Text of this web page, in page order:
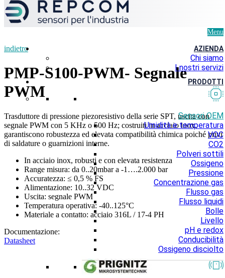
Menu
AZIENDA
Chi siamo
I nostri servizi
PRODOTTI
Sensori OEM
Umidità e temperatura
VOC
CO2
Polveri sottili
Ossigeno
Pressione
Concentrazione gas
Flusso gas
Flusso liquidi
Bolle
Livello
pH e redox
Conducibilità
Ossigeno disciolto
indietro
PMP-S100-PWM- Segnale
PWM
Trasduttore di pressione piezoresistivo della serie SPT, uscita con
segnale PWM con 5 KHz o 500 Hz; costruiti in acciaio inox,
garantiscono robustezza ed elevata compatibilità chimica poiché privi
di saldature o guarnizioni interne.
In acciaio inox, robusti e con elevata resistenza
Range misura: da 0..20mbar a -1….2.000 bar
Accuratezza: ≤ 0,5 % FS
Alimentazione: 10..32 VDC
Uscita: segnale PWM
Temperatura operativa: -40..125°C
Materiale a contatto: acciaio 316L / 17-4 PH
Documentazione:
Datasheet